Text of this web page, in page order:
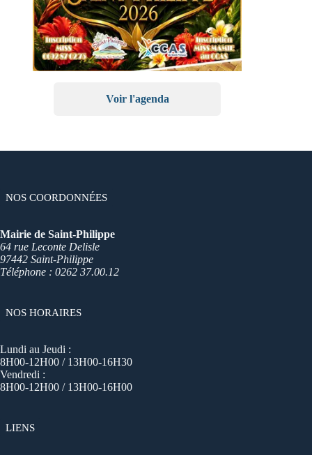
Voir l'agenda
NOS COORDONNÉES
Mairie de Saint-Philippe
64 rue Leconte Delisle
97442 Saint-Philippe
Téléphone : 0262 37.00.12
NOS HORAIRES
Lundi au Jeudi :
8H00-12H00 / 13H00-16H30
Vendredi :
8H00-12H00 / 13H00-16H00
LIENS